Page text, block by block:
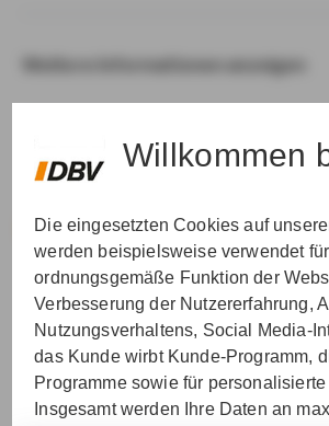
Willkommen
Die eingesetzten Cookies auf
werden beispielsweise verwendet
ordnungsgemäße Funktion der
Verbesserung der Nutzererfahrung,
Nutzungsverhaltens, Social Media-
das Kunde wirbt Kunde-Programm,
Programme sowie für
Insgesamt werden Ihre Daten an
Weitere Informationen anzeigen
VER­STAN­DEN &